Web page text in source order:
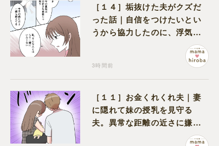
［１４］垢抜けた夫がクズだ
った話｜自信をつけたいとい
うから協力したのに、浮気と
3時間前
［１１］お金くれくれ夫｜妻
に隠れて妹の授乳を見守る
夫。異常な距離の近さに嫌悪